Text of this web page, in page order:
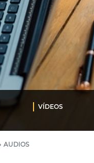
VÍDEOS
AUDIOS